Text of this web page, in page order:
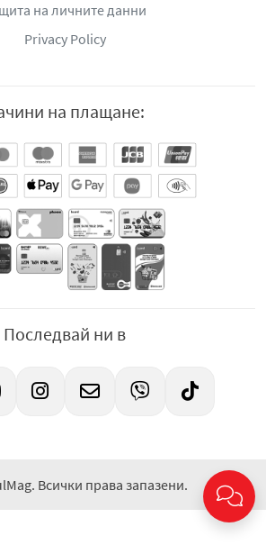
на личните данни
Privacy Policy
на плащане:
Последвай ни в
Всички права запазени.